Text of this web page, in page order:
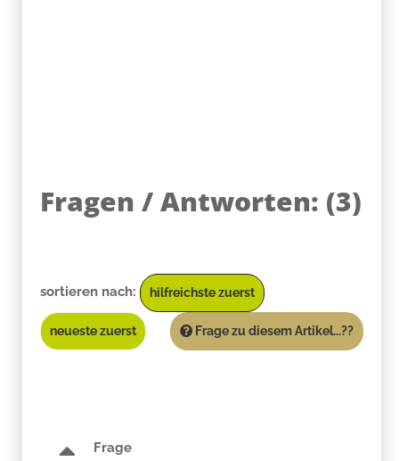
Fragen / Antworten: (3)
sortieren nach: hilfreichste zuerst
neueste zuerst Frage zu diesem Artikel...??
Frage